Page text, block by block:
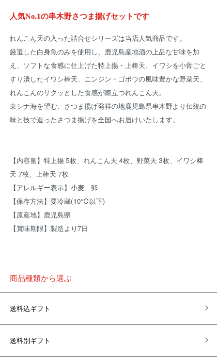
人気No.1の串木野さつま揚げセットです
れんこん天の入った詰合せシリーズは当店人気商品です。
厳選した白身魚のみを使用し、鹿児島産地酒の上品な甘味を加
え、ソフトな食感に仕上げた特上揚・上棒天、イワシを小骨ごと
すり潰したイワシ棒天、ニンジン・ゴボウの風味豊かな野菜天、
れんこんのサクッとした食感が際立つれんこん天。
東シナ海を望む、さつま揚げ発祥の地鹿児島県串木野より伝統の
味と技で造ったさつま揚げを全国へお届けいたします。
【内容量】特上揚 5枚、れんこん天 4枚、野菜天 3枚、イワシ棒
天 7枚、上棒天 7枚
【アレルギー表示】小麦、卵
【保存方法】要冷蔵(10℃以下)
【原産地】鹿児島県
【賞味期限】製造より7日
商品種類から選ぶ
送料込ギフト
送料別ギフト